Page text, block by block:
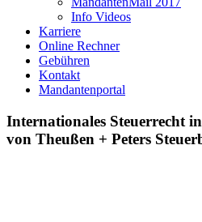
Info Videos
Karriere
Online Rechner
Gebühren
Kontakt
Mandantenportal
Internationales Steuerrecht
von Theußen + Peters